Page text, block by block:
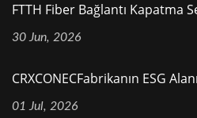
FTTH Fiber Bağlantı Kapatma
30 Jun, 2026
CRXCONECFabrikanın ESG
01 Jul, 2026